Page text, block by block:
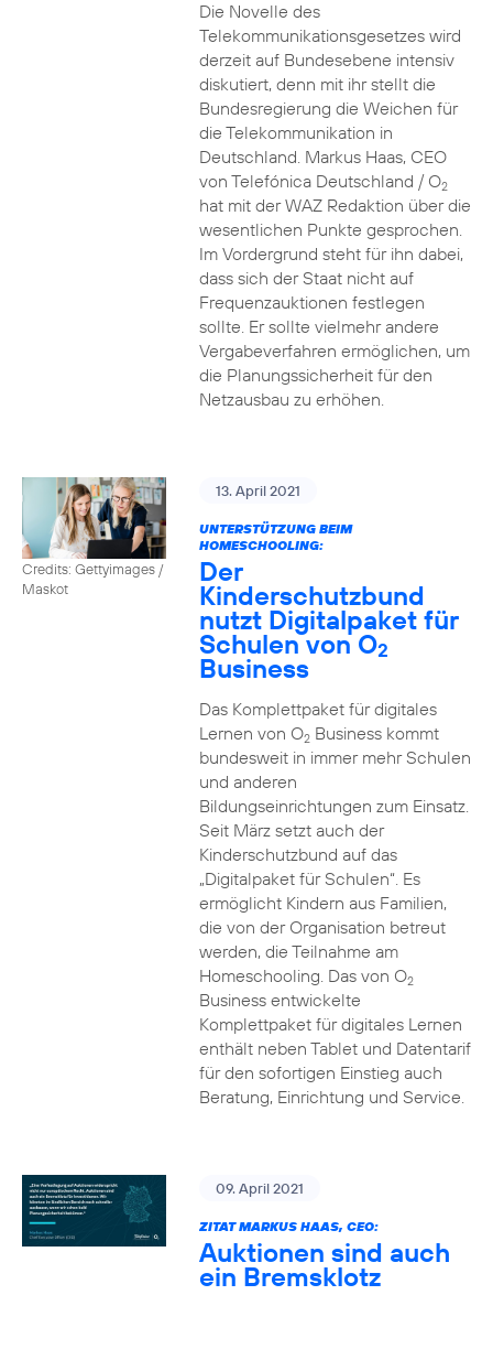
Die Novelle des
Telekommunikationsgesetzes wird
derzeit auf Bundesebene intensiv
diskutiert, denn mit ihr stellt die
Bundesregierung die Weichen für
die Telekommunikation in
Deutschland. Markus Haas, CEO
von Telefónica Deutschland / O2
hat mit der WAZ Redaktion über die
wesentlichen Punkte gesprochen.
Im Vordergrund steht für ihn dabei,
dass sich der Staat nicht auf
Frequenzauktionen festlegen
sollte. Er sollte vielmehr andere
Vergabeverfahren ermöglichen, um
die Planungssicherheit für den
Netzausbau zu erhöhen.
Credits: Gettyimages /
Maskot
13. April 2021
UNTERSTÜTZUNG BEIM
HOMESCHOOLING:
Der
Kinderschutzbund
nutzt Digitalpaket für
Schulen von O2
Business
Das Komplettpaket für digitales
Lernen von O2Business kommt
bundesweit in immer mehr Schulen
und anderen
Bildungseinrichtungen zum Einsatz.
Seit März setzt auch der
Kinderschutzbund auf das
„Digitalpaket für Schulen“. Es
ermöglicht Kindern aus Familien,
die von der Organisation betreut
werden, die Teilnahme am
Homeschooling. Das von O2
Business entwickelte
Komplettpaket für digitales Lernen
enthält neben Tablet und Datentarif
für den sofortigen Einstieg auch
Beratung, Einrichtung und Service.
09. April 2021
ZITAT MARKUS HAAS, CEO:
Auktionen sind auch
ein Bremsklotz